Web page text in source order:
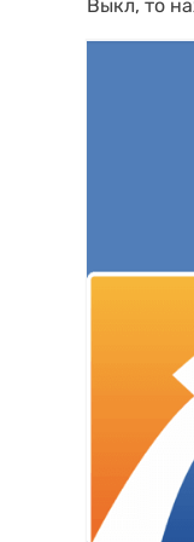
Выкл, то